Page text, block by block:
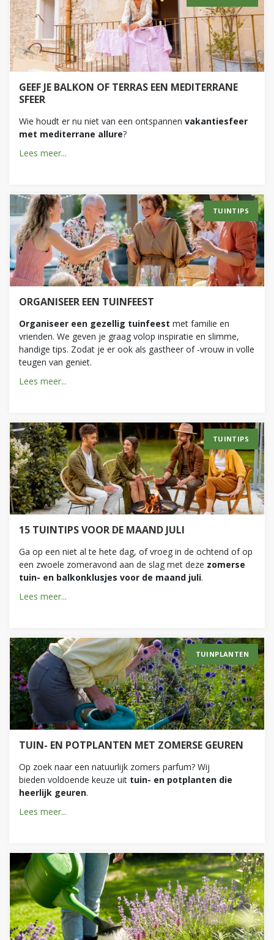
GEEF JE BALKON OF TERRAS EEN MEDITERRANE
SFEER
Wie houdt er nu niet van een ontspannen vakantiesfeer
met mediterrane allure?
Lees meer...
ORGANISEER EEN TUINFEEST
Organiseer een gezellig tuinfeest met familie en
vrienden. We geven je graag volop inspiratie en slimme,
handige tips. Zodat je er ook als gastheer of -vrouw in volle
teugen van geniet.
Lees meer...
TUINTIPS
15 TUINTIPS VOOR DE MAAND JULI
Ga op een niet al te hete dag, of vroeg in de ochtend of op
een zwoele zomeravond aan de slag met deze zomerse
tuin- en balkonklusjes voor de maand juli.
Lees meer...
TUINTIPS
TUIN- EN POTPLANTEN MET ZOMERSE GEUREN
Op zoek naar een natuurlijk zomers parfum? Wij
bieden voldoende keuze uit tuin- en potplanten die
heerlijk geuren.
Lees meer...
TUINPLANTEN